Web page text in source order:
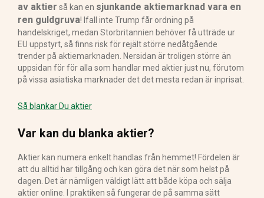
av aktier så kan en sjunkande aktiemarknad vara en
ren guldgruva! Ifall inte Trump får ordning på
handelskriget, medan Storbritannien behöver få utträde ur
EU uppstyrt, så finns risk för rejält större nedåtgående
trender på aktiemarknaden. Nersidan är troligen större än
uppsidan för för alla som handlar med aktier just nu, förutom
på vissa asiatiska marknader det det mesta redan är inprisat.
Så blankar Du aktier
Var kan du blanka aktier?
Aktier kan numera enkelt handlas från hemmet! Fördelen är
att du alltid har tillgång och kan göra det när som helst på
dagen. Det är nämligen väldigt lätt att både köpa och sälja
aktier online. I praktiken så fungerar de på samma sätt